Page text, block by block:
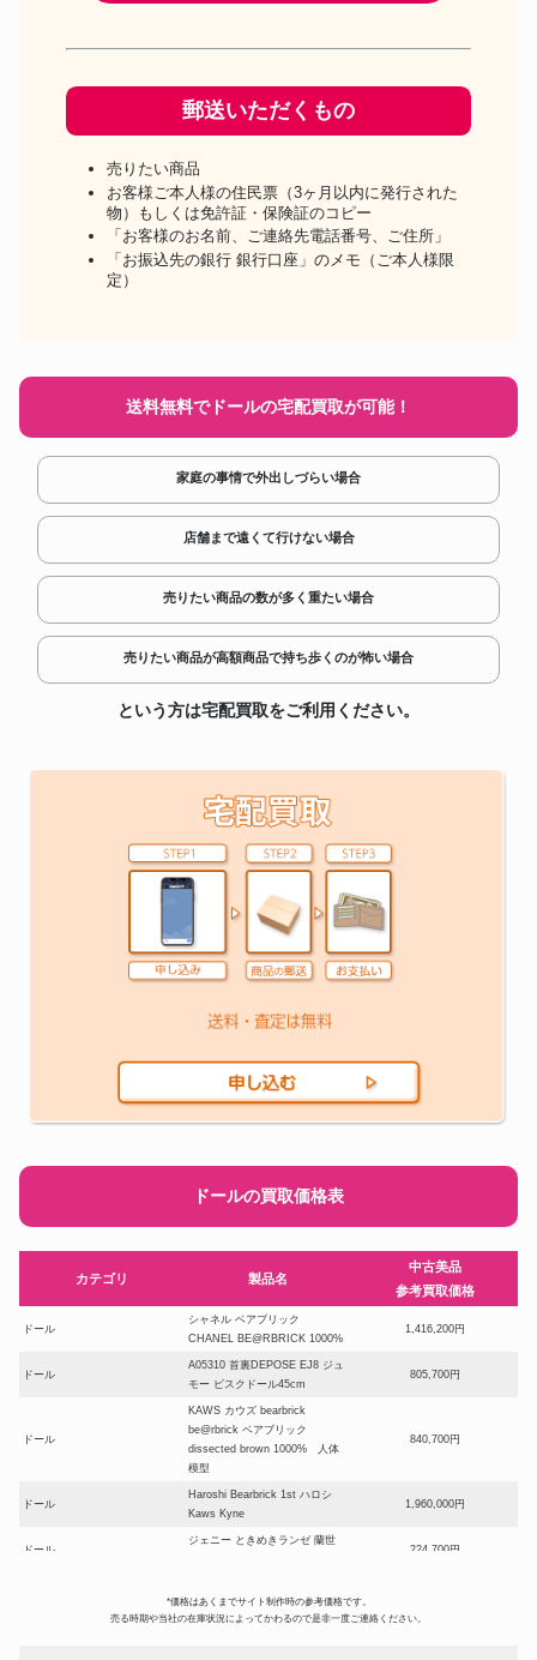
郵送いただくもの
売りたい商品
お客様ご本人様の住民票（3ヶ月以内に発行された
物）もしくは免許証・保険証のコピー
「お客様のお名前、ご連絡先電話番号、ご住所」
「お振込先の銀行 銀行口座」のメモ（ご本人様限
定）
送料無料でドールの宅配買取が可能！
家庭の事情で外出しづらい場合
店舗まで遠くて行けない場合
売りたい商品の数が多く重たい場合
売りたい商品が高額商品で持ち歩くのが怖い場合
という方は宅配買取をご利用ください。
ドールの買取価格表
カテゴリ 製品名
中古美品
参考買取価格
ドール
シャネル ベアブリック
CHANEL BE@RBRICK 1000%
1,416,200円
ドール
A05310 首裏DEPOSE EJ8 ジュ
モー ビスクドール45cm
805,700円
ドール
KAWS カウズ bearbrick
be@rbrick ベアブリック
dissected brown 1000% 人体
模型
840,700円
ドール
Haroshi Bearbrick 1st ハロシ
Kaws Kyne
1,960,000円
ドール
ジェニー ときめきランゼ 蘭世
224,700円
BAPE(R) ABC CAMO SHARK
BE@RBRICK ベイプ メディコ
297,500円
*価格はあくまでサイト制作時の参考価格です。
売る時期や当社の在庫状況によってかわるので是非一度ご連絡ください。